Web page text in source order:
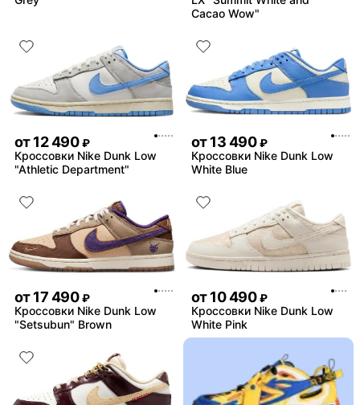
Cacao Wow"
от12 490 ₽
Кроссовки Nike Dunk Low
"Athletic Department"
от13 490 ₽
Кроссовки Nike Dunk Low
White Blue
от17 490 ₽
Кроссовки Nike Dunk Low
"Setsubun" Brown
от10 490 ₽
Кроссовки Nike Dunk Low
White Pink